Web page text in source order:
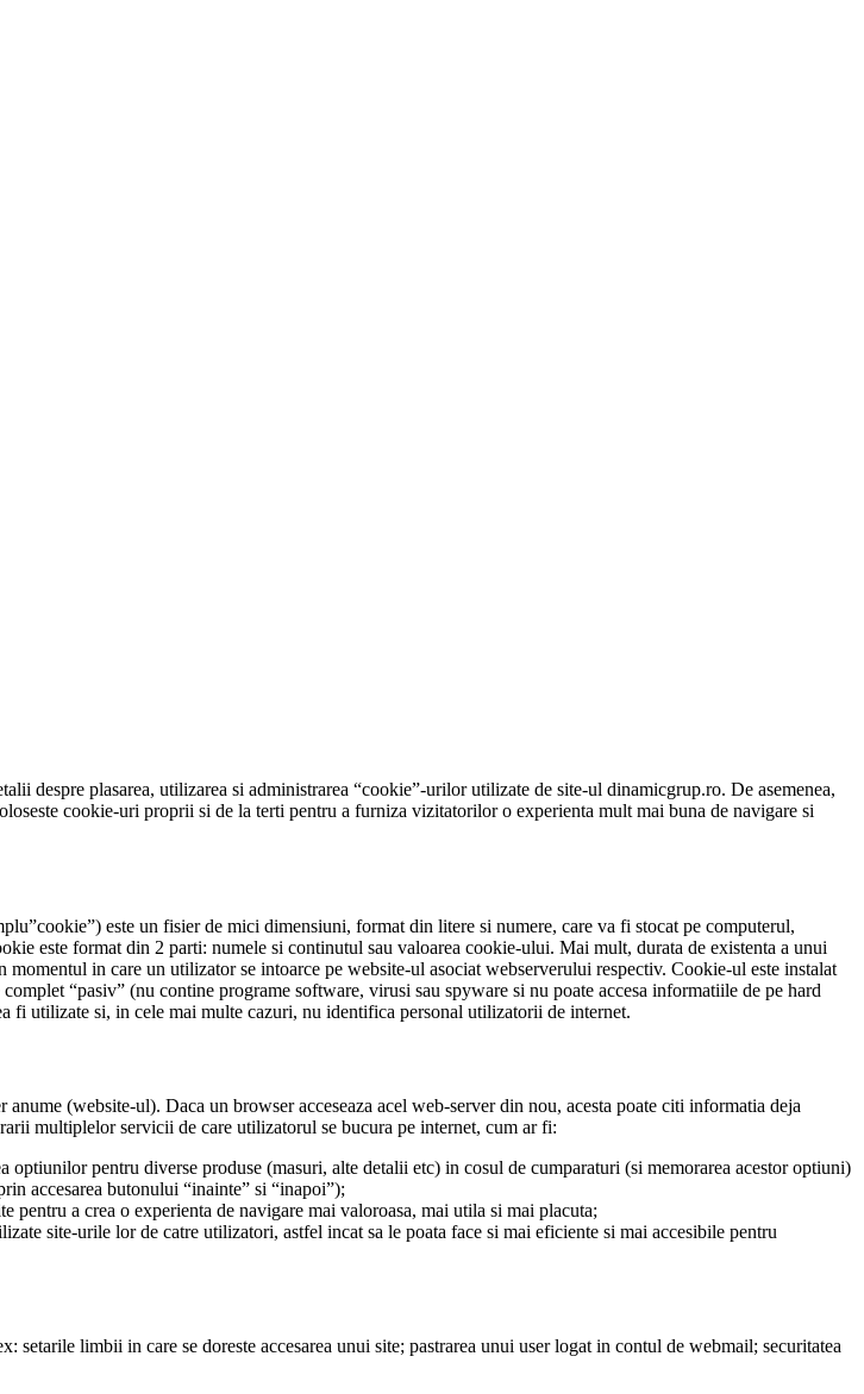
despre plasarea, utilizarea si administrarea “cookie”-urilor utilizate de site-ul dinamicgrup.ro. De asemenea,
cookie-uri proprii si de la terti pentru a furniza vizitatorilor o experienta mult mai buna de navigare si
este un fisier de mici dimensiuni, format din litere si numere, care va fi stocat pe computerul,
este format din 2 parti: numele si continutul sau valoarea cookie-ului. Mai mult, durata de existenta a unui
in care un utilizator se intoarce pe website-ul asociat webserverului respectiv. Cookie-ul este instalat
“pasiv” (nu contine programe software, virusi sau spyware si nu poate accesa informatiile de pe hard
utilizate si, in cele mai multe cazuri, nu identifica personal utilizatorii de internet.
(website-ul). Daca un browser acceseaza acel web-server din nou, acesta poate citi informatia deja
multiplelor servicii de care utilizatorul se bucura pe internet, cum ar fi:
pentru diverse produse (masuri, alte detalii etc) in cosul de cumparaturi (si memorarea acestor optiuni)
accesarea butonului “inainte” si “inapoi”);
a crea o experienta de navigare mai valoroasa, mai utila si mai placuta;
site-urile lor de catre utilizatori, astfel incat sa le poata face si mai eficiente si mai accesibile pentru
limbii in care se doreste accesarea unui site; pastrarea unui user logat in contul de webmail; securitatea